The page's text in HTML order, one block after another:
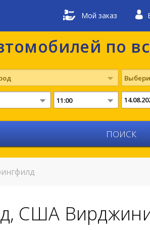
Мой заказ
по
11:00
США